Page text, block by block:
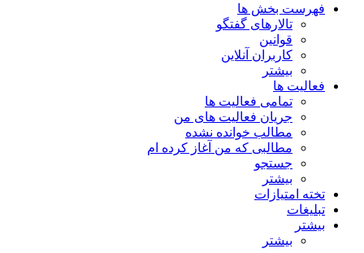
فهرست بخش ها
تالارهای گفتگو
قوانین
کاربران آنلاین
بیشتر
فعالیت ها
تمامی فعالیت ها
جریان فعالیت های من
مطالب خوانده نشده
مطالبی که من آغاز کرده ام
جستجو
بیشتر
تخته امتیازات
تبلیغات
بیشتر
بیشتر